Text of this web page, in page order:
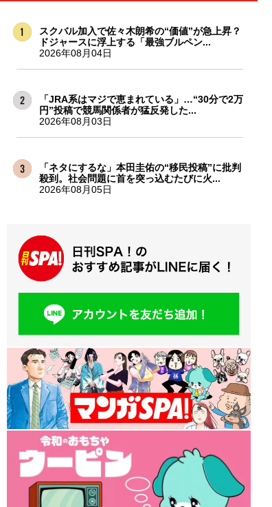
スクバル加入で佐々木朗希の“価値”が急上昇？
ドジャースに浮上する「最強ブルペン...
2026年08月04日
「JRA系はマジで恵まれている」…“30分で2万
円”投稿で競馬関係者が猛反発した...
2026年08月03日
「ネタにするな」本田圭佑の“移民投稿”に批判
殺到。社会問題に首を突っ込むたびに火...
2026年08月05日